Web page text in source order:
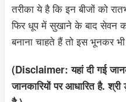
तरीका ये है कि इन बीजों को
फिर धूप में सुखाने के बाद सेवन
बनाना चाहते हैं तो इस भूनकर
(Disclaimer: यहां दी गई
जानकारियों पर आधारित है.